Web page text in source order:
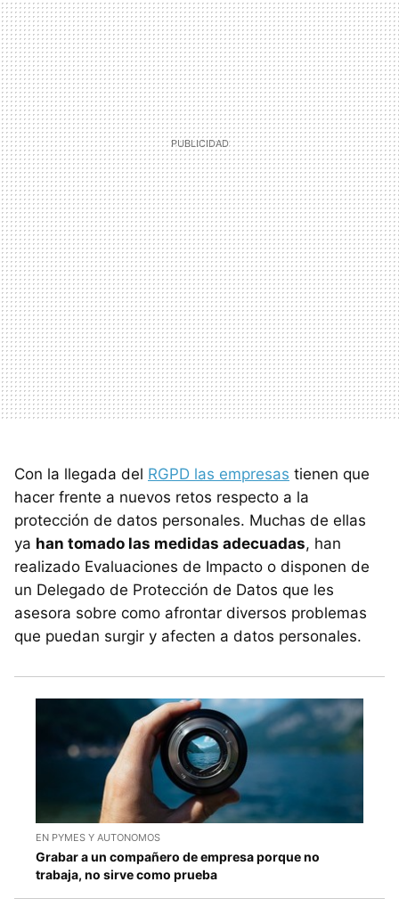
Con la llegada del RGPD las empresas tienen que
hacer frente a nuevos retos respecto a la
protección de datos personales. Muchas de ellas
ya han tomado las medidas adecuadas, han
realizado Evaluaciones de Impacto o disponen de
un Delegado de Protección de Datos que les
asesora sobre como afrontar diversos problemas
que puedan surgir y afecten a datos personales.
EN PYMES Y AUTONOMOS
Grabar a un compañero de empresa porque no
trabaja, no sirve como prueba